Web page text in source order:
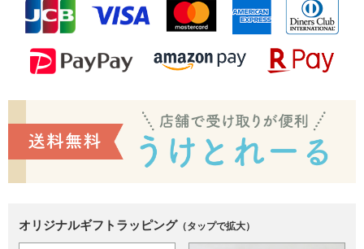
オリジナルギフトラッピング （タップで拡大）